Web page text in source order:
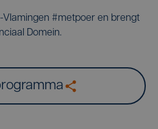
Vlamingen #metpoer en brengt
Domein.